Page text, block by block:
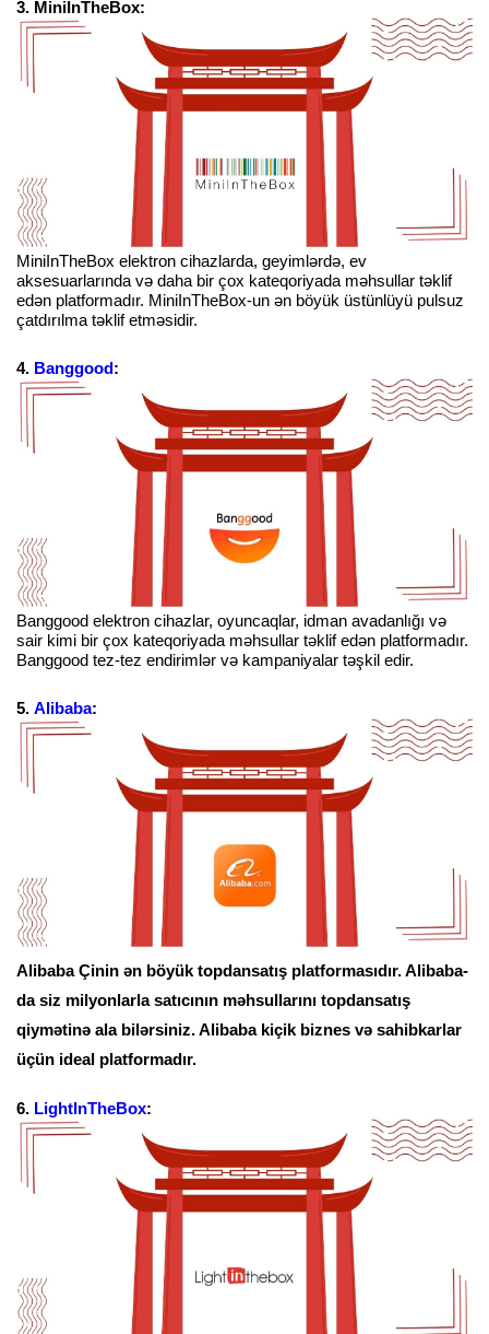
3. MiniInTheBox:
MiniInTheBox elektron cihazlarda, geyimlərdə, ev
aksesuarlarında və daha bir çox kateqoriyada məhsullar təklif
edən platformadır. MiniInTheBox-un ən böyük üstünlüyü pulsuz
çatdırılma təklif etməsidir.
4. Banggood :
Banggood elektron cihazlar, oyuncaqlar, idman avadanlığı və
sair kimi bir çox kateqoriyada məhsullar təklif edən platformadır.
Banggood tez-tez endirimlər və kampaniyalar təşkil edir.
5. Alibaba:
Alibaba Çinin ən böyük topdansatış platformasıdır. Alibaba-
da siz milyonlarla satıcının məhsullarını topdansatış
qiymətinə ala bilərsiniz. Alibaba kiçik biznes və sahibkarlar
üçün ideal platformadır.
6. LightInTheBox: